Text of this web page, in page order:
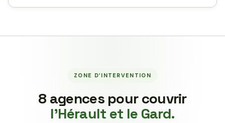
ZONE D’INTERVENTION
8 agences pour couvrir
l’Hérault et le Gard.